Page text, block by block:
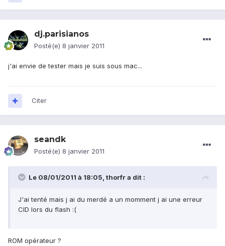
dj.parisianos
Posté(e) 8 janvier 2011
j'ai envie de tester mais je suis sous mac...
Citer
seandk
Posté(e) 8 janvier 2011
Le 08/01/2011 à 18:05, thorfr a dit :
J'ai tenté mais j ai du merdé a un momment j ai une erreur
CID lors du flash :(
ROM opérateur ?